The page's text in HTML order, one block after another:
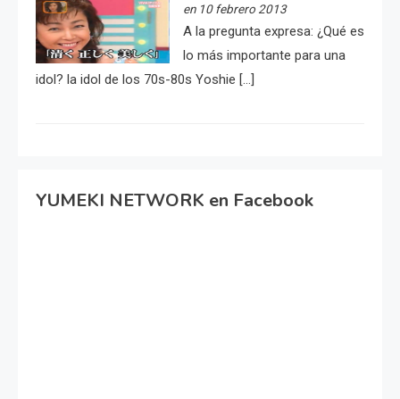
en 10 febrero 2013
A la pregunta expresa: ¿Qué es
lo más importante para una
idol? la idol de los 70s-80s Yoshie […]
YUMEKI NETWORK en Facebook